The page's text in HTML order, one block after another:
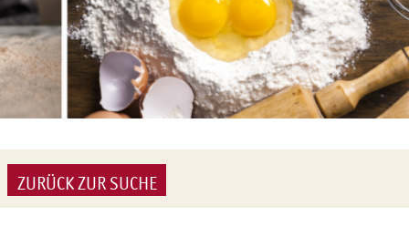
ZURÜCK ZUR SUCHE